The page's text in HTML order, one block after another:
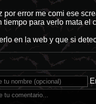
por error me comi ese
tiempo para verlo mata el
en la web y que si